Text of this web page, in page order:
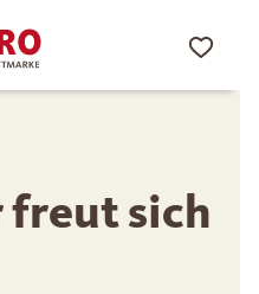
freut sich